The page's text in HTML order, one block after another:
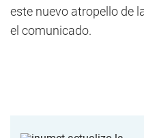
este nuevo atropello de
el comunicado.